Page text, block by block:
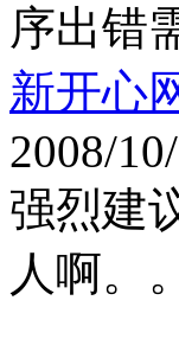
序出错
新开心
2008/
强烈建
人啊。